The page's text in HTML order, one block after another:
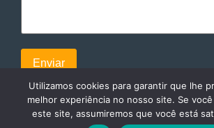
Utilizamos cookies para garantir que lhe
melhor experiência no nosso site. Se
este site, assumiremos que você está